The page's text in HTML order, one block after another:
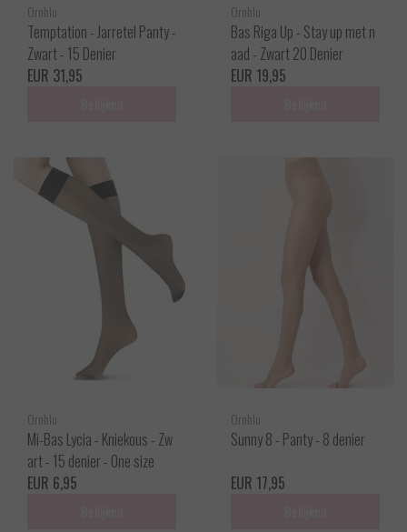
Oroblu
Temptation - Jarretel Panty -
Zwart - 15 Denier
EUR 31,95
Oroblu
Bas Riga Up - Stay up met n
aad - Zwart 20 Denier
EUR 19,95
Oroblu
Mi-Bas Lycia - Kniekous - Zw
art - 15 denier - One size
EUR 6,95
Oroblu
Sunny 8 - Panty - 8 denier
EUR 17,95